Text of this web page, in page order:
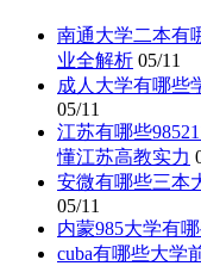
南通大学二本有
业全解析 05/11
成人大学有哪些
05/11
江苏有哪些
懂江苏高教实力
安微有哪些三本
05/11
内蒙985大学有
cuba有哪些大学